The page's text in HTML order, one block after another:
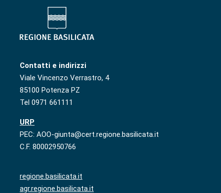
Contatti e indirizzi
Viale Vincenzo Verrastro, 4
85100 Potenza PZ
Tel 0971 661111
URP
PEC: AOO-giunta@cert.regione.basilicata.it
C.F. 80002950766
regione.basilicata.it
agr.regione.basilicata.it